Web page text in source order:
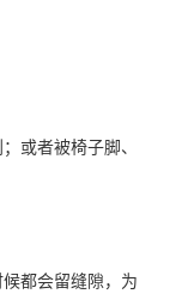
或者被椅子脚、
都会留缝隙，为